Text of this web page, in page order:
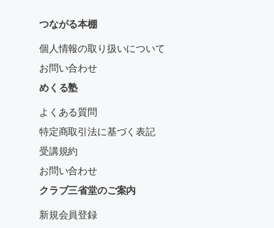
つながる本棚
個人情報の取り扱いについて
お問い合わせ
めくる塾
よくある質問
特定商取引法に基づく表記
受講規約
お問い合わせ
クラブ三省堂のご案内
新規会員登録